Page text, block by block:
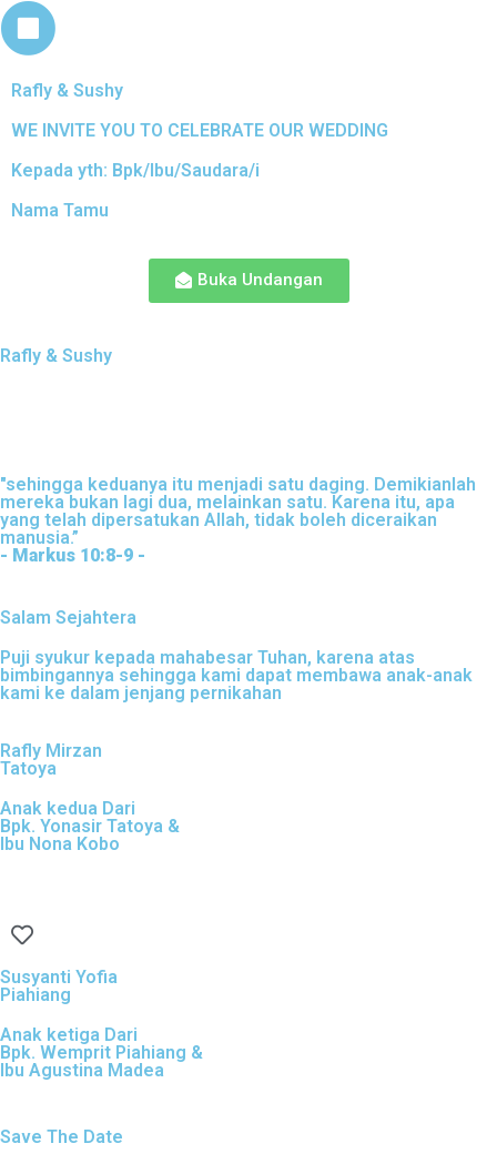
Rafly & Sushy
WE INVITE YOU TO CELEBRATE OUR WEDDING
Kepada yth: Bpk/Ibu/Saudara/i
Nama Tamu
Buka Undangan
Rafly & Sushy
"sehingga keduanya itu menjadi satu daging. Demikianlah
mereka bukan lagi dua, melainkan satu. Karena itu, apa
yang telah dipersatukan Allah, tidak boleh diceraikan
manusia.”
- Markus 10:8-9 -
Salam Sejahtera
Puji syukur kepada mahabesar Tuhan, karena atas
bimbingannya sehingga kami dapat membawa anak-anak
kami ke dalam jenjang pernikahan
Rafly Mirzan
Tatoya
Anak kedua Dari
Bpk. Yonasir Tatoya &
Ibu Nona Kobo
Susyanti Yofia
Piahiang
Anak ketiga Dari
Bpk. Wemprit Piahiang &
Ibu Agustina Madea
Save The Date